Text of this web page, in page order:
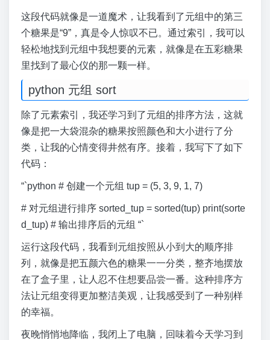
这段代码就像是一道魔术，让我看到了元组中的第三
个糖果是“9”，真是令人惊叹不已。通过索引，我可以
轻松地找到元组中我想要的元素，就像是在五彩糖果
里找到了最心仪的那一颗一样。
python 元组 sort
除了元素索引，我还学习到了元组的排序方法，这就
像是把一大袋混杂的糖果按照颜色和大小进行了分
类，让我的心情变得井然有序。接着，我写下了如下
代码：
“`python # 创建一个元组 tup = (5, 3, 9, 1, 7)
# 对元组进行排序 sorted_tup = sorted(tup) print(sorte
d_tup) # 输出排序后的元组 “`
运行这段代码，我看到元组按照从小到大的顺序排
列，就像是把五颜六色的糖果一一分类，整齐地摆放
在了盒子里，让人忍不住想要品尝一番。这种排序方
法让元组变得更加整洁美观，让我感受到了一种别样
的幸福。
夜晚悄悄地降临，我闭上了电脑，回味着今天学习到